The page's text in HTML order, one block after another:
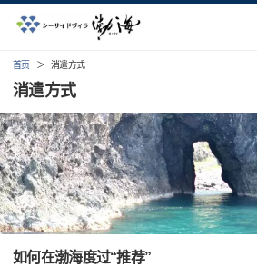
首页 消遣方式
消遣方式
如何在渤海度过“推荐”